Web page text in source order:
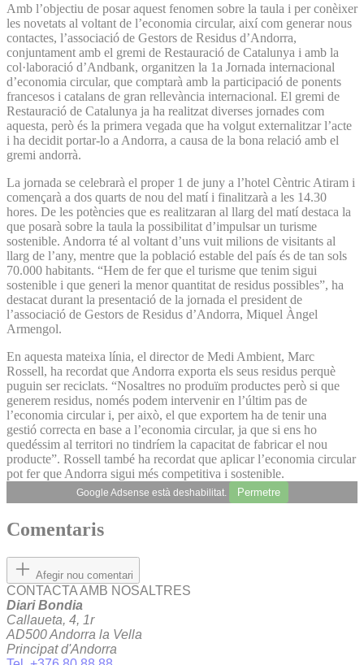
Amb l’objectiu de posar aquest fenomen sobre la taula i per conèixer
les novetats al voltant de l’economia circular, així com generar nous
contactes, l’associació de Gestors de Residus d’Andorra,
conjuntament amb el gremi de Restauració de Catalunya i amb la
col·laboració d’Andbank, organitzen la 1a Jornada internacional
d’economia circular, que comptarà amb la participació de ponents
francesos i catalans de gran rellevància internacional. El gremi de
Restauració de Catalunya ja ha realitzat diverses jornades com
aquesta, però és la primera vegada que ha volgut externalitzar l’acte
i ha decidit portar-lo a Andorra, a causa de la bona relació amb el
gremi andorrà.
La jornada se celebrarà el proper 1 de juny a l’hotel Cèntric Atiram i
començarà a dos quarts de nou del matí i finalitzarà a les 14.30
hores. De les potències que es realitzaran al llarg del matí destaca la
que posarà sobre la taula la possibilitat d’impulsar un turisme
sostenible. Andorra té al voltant d’uns vuit milions de visitants al
llarg de l’any, mentre que la població estable del país és de tan sols
70.000 habitants. “Hem de fer que el turisme que tenim sigui
sostenible i que generi la menor quantitat de residus possibles”, ha
destacat durant la presentació de la jornada el president de
l’associació de Gestors de Residus d’Andorra, Miquel Àngel
Armengol.
En aquesta mateixa línia, el director de Medi Ambient, Marc
Rossell, ha recordat que Andorra exporta els seus residus perquè
puguin ser reciclats. “Nosaltres no produïm productes però si que
generem residus, només podem intervenir en l’últim pas de
l’economia circular i, per això, el que exportem ha de tenir una
gestió correcta en base a l’economia circular, ja que si ens ho
quedéssim al territori no tindríem la capacitat de fabricar el nou
producte”. Rossell també ha recordat que aplicar l’economia circular
pot fer que Andorra sigui més competitiva i sostenible.
Google Adsense està deshabilitat. Permetre
Comentaris
Afegir nou comentari
CONTACTA AMB NOSALTRES
Diari Bondia
Callaueta, 4, 1r
AD500 Andorra la Vella
Principat d'Andorra